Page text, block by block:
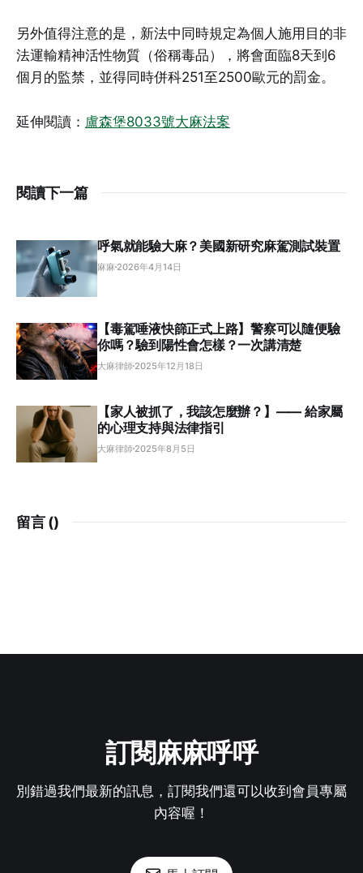
另外值得注意的是，新法中同時規定為個人施用目的非
法運輸精神活性物質（俗稱毒品），將會面臨8天到6
個月的監禁，並得同時併科251至2500歐元的罰金。
延伸閱讀： 盧森堡8033號大麻法案
閱讀下一篇
呼氣就能驗大麻？美國新研究麻駕測試裝置
麻麻 2026年4月14日
【毒駕唾液快篩正式上路】警察可以隨便驗
你嗎？驗到陽性會怎樣？一次講清楚
大麻律師 2025年12月18日
【家人被抓了，我該怎麼辦？】—— 給家屬
的心理支持與法律指引
大麻律師 2025年8月5日
留言 ()
訂閱麻麻呼呼
別錯過我們最新的訊息，訂閱我們還可以收到會員專屬
內容喔！